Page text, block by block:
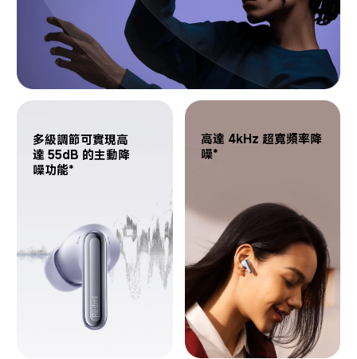
多級調節可實現高
達 55dB 的主動降
噪功能*
高達 4kHz 超寬頻率降
噪*